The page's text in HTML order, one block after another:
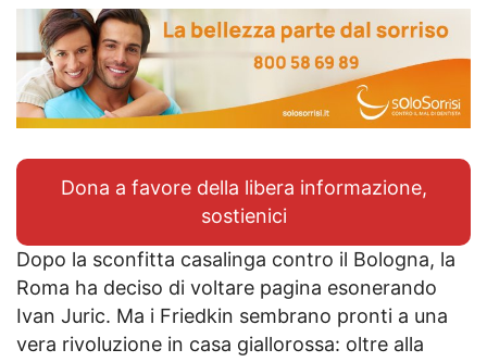
Dona a favore della libera informazione,
sostienici
Dopo la sconfitta casalinga contro il Bologna, la
Roma ha deciso di voltare pagina esonerando
Ivan Juric. Ma i Friedkin sembrano pronti a una
vera rivoluzione in casa giallorossa: oltre alla